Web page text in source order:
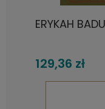
ERYKAH
129,36 zł